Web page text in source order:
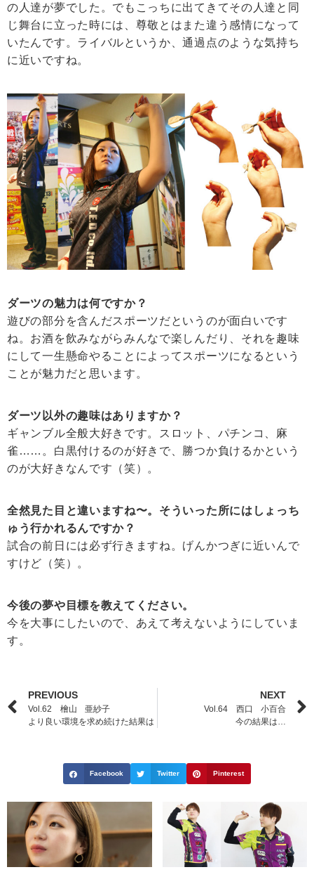
の人達が夢でした。でもこっちに出てきてその人達と同
じ舞台に立った時には、尊敬とはまた違う感情になって
いたんです。ライバルというか、通過点のような気持ち
に近いですね。
ダーツの魅力は何ですか？
遊びの部分を含んだスポーツだというのが面白いです
ね。お酒を飲みながらみんなで楽しんだり、それを趣味
にして一生懸命やることによってスポーツになるという
ことが魅力だと思います。
ダーツ以外の趣味はありますか？
ギャンブル全般大好きです。スロット、パチンコ、麻
雀……。白黒付けるのが好きで、勝つか負けるかという
のが大好きなんです（笑）。
全然見た目と違いますね〜。そういった所にはしょっち
ゅう行かれるんですか？
試合の前日には必ず行きますね。げんかつぎに近いんで
すけど（笑）。
今後の夢や目標を教えてください。
今を大事にしたいので、あえて考えないようにしていま
す。
PREVIOUS
Vol.62 檜山 亜紗子
より良い環境を求め続けた結果は
NEXT
Vol.64 西口 小百合
今の結果は…
Facebook Twitter Pinterest